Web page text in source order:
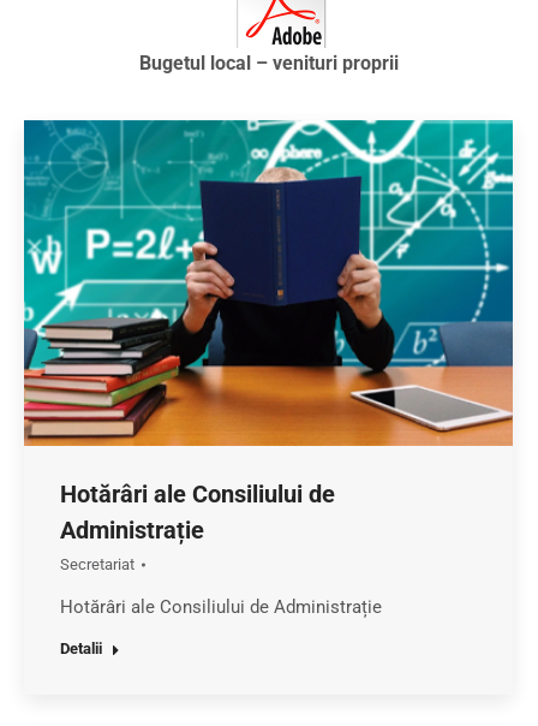
Bugetul local – venituri proprii
Hotărâri ale Consiliului de
Administrație
Secretariat
Hotărâri ale Consiliului de Administrație
Detalii